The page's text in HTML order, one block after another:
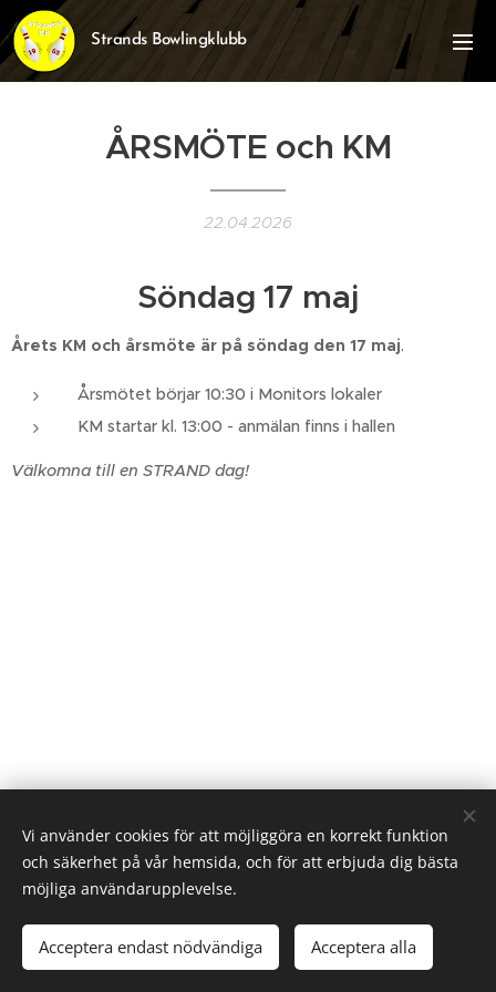
Strands Bowlingklubb
ÅRSMÖTE och KM
22.04.2026
Söndag 17 maj
Årets KM och årsmöte är på söndag den 17 maj.
Årsmötet börjar 10:30 i Monitors lokaler
KM startar kl. 13:00 - anmälan finns i hallen
Välkomna till en STRAND dag!
Webnode
Vi använder cookies för att möjliggöra en korrekt funktion
och säkerhet på vår hemsida, och för att erbjuda dig bästa
möjliga användarupplevelse.
Acceptera endast nödvändiga Acceptera alla